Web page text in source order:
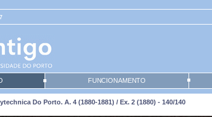
FUNCIONAMENTO
Do Porto. A. 4 (1880-1881) / Ex. 2 (1880) - 140/140